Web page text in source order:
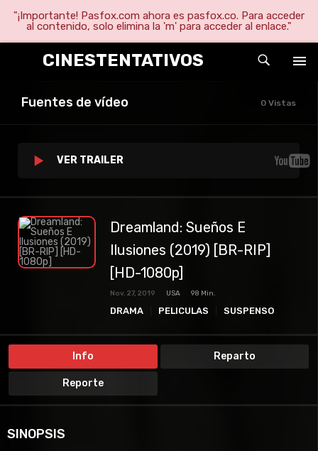
"¡Importante! Pasfox.com ahora es pasfox.co. Para acceder
al contenido, solo elimina la 'm' para acceder al enlace."
CINESTENTATIVOS
Fuentes de vídeo 0 Vistas
VER TRAILER
Dreamland: Sueños E
Ilusiones (2019) [BR-RIP]
[HD-1080p]
Nov. 27, 2019 USA 98 Min.
DRAMA PELICULAS
SUSPENSO
Info Reparto
Reporte
SINOPSIS